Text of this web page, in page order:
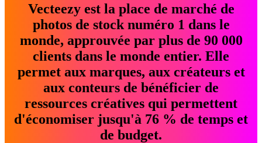
Vecteezy est la place de marché de
photos de stock numéro 1 dans le
monde, approuvée par plus de 90 000
clients dans le monde entier. Elle
permet aux marques, aux créateurs et
aux conteurs de bénéficier de
ressources créatives qui permettent
d'économiser jusqu'à 76 % de temps et
de budget.